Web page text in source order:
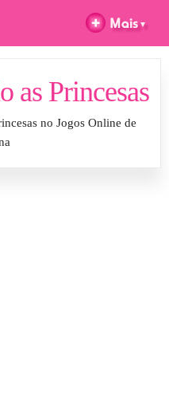
as Princesas
no Jogos Online de